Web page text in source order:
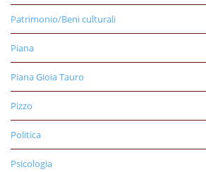
Patrimonio/Beni culturali
Piana
Piana Gioia Tauro
Pizzo
Politica
Psicologia